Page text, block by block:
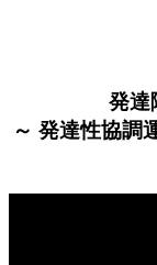
発達
～ 発達性協調